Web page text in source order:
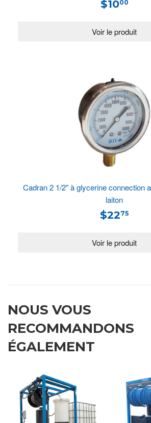
$1000
Cadran 2 1/2" à glycerine connection
laiton
$2275
NOUS VOUS
RECOMMANDONS
ÉGALEMENT